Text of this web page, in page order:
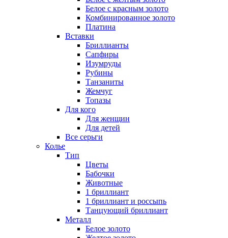
Белое с красным золото
Комбинированное золото
Платина
Вставки
Бриллианты
Сапфиры
Изумруды
Рубины
Танзаниты
Жемчуг
Топазы
Для кого
Для женщин
Для детей
Все серьги
Колье
Тип
Цветы
Бабочки
Животные
1 бриллиант
1 бриллиант и россыпь
Танцующий бриллиант
Металл
Белое золото